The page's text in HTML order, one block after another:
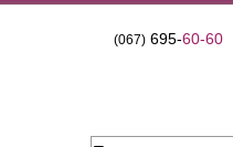
(067)695-60-60